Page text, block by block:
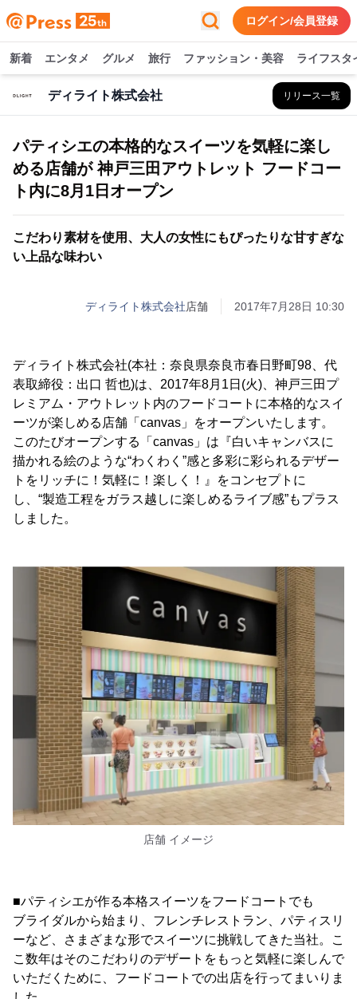
ログイン/会員登録
新着 エンタメ グルメ 旅行 ファッション・美容 ライフスタ
ディライト株式会社 リリース一覧
パティシエの本格的なスイーツを気軽に楽し
める店舗が 神戸三田アウトレット フードコー
ト内に8月1日オープン
こだわり素材を使用、大人の女性にもぴったりな甘すぎな
い上品な味わい
ディライト株式会社店舗 2017年7月28日 10:30
ディライト株式会社(本社：奈良県奈良市春日野町98、代
表取締役：出口 哲也)は、2017年8月1日(火)、神戸三田プ
レミアム・アウトレット内のフードコートに本格的なスイ
ーツが楽しめる店舗「canvas」をオープンいたします。
このたびオープンする「canvas」は『白いキャンバスに
描かれる絵のような“わくわく”感と多彩に彩られるデザー
トをリッチに！気軽に！楽しく！』をコンセプトに
し、“製造工程をガラス越しに楽しめるライブ感”もプラス
しました。
店舗 イメージ
■パティシエが作る本格スイーツをフードコートでも
ブライダルから始まり、フレンチレストラン、パティスリ
ーなど、さまざまな形でスイーツに挑戦してきた当社。こ
こ数年はそのこだわりのデザートをもっと気軽に楽しんで
いただくために、フードコートでの出店を行ってまいりま